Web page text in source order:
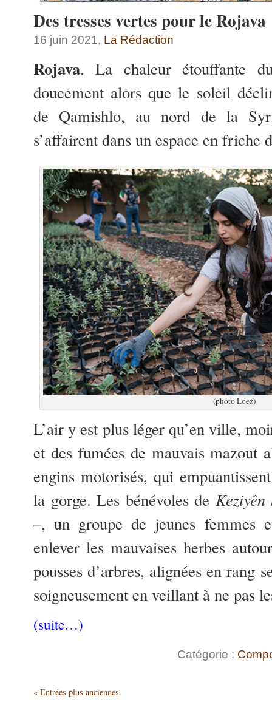
Des tresses vertes pour le Rojava
16 juin 2021, La Rédaction
Rojava. La chaleur étouffante
doucement alors que le soleil
de Qamishlo, au nord de la
s’affairent dans un espace en friche
(photo Loez)
L’air y est plus léger qu’en ville,
et des fumées de mauvais mazout
engins motorisés, qui
la gorge. Les bénévoles de Keziyên
–, un groupe de jeunes femmes
enlever les mauvaises herbes
pousses d’arbres, alignées en rang
soigneusement en veillant à ne pas
(suite…)
Catégorie :
« Entrées plus anciennes